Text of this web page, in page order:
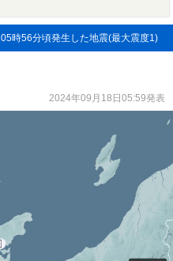
05時56分頃発生した地震(最大震度1)
2024年09月18日05:59発表